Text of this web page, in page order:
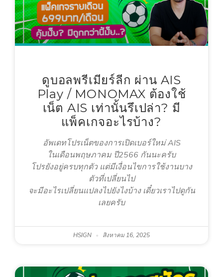
ดูบอลพรีเมียร์ลีก ผ่าน AIS
Play / MONOMAX ต้องใช้
เน็ต AIS เท่านั้นรึเปล่า? มี
แพ็คเกจอะไรบ้าง?
อัพเดทโปรเน็ตของการเปิดเบอร์ใหม่ AIS
ในเดือนพฤษภาคม ปี2566 กันนะครับ
โปรยังอยู่ครบทุกตัว แต่มีเงื่อนไขการใช้งานบาง
ตัวที่เปลี่ยนไป
จะมีอะไรเปลี่ยนแปลงไปยังไงบ้าง เดี๋ยวเราไปดูกัน
เลยครับ
HSIGN สิงหาคม 16, 2025